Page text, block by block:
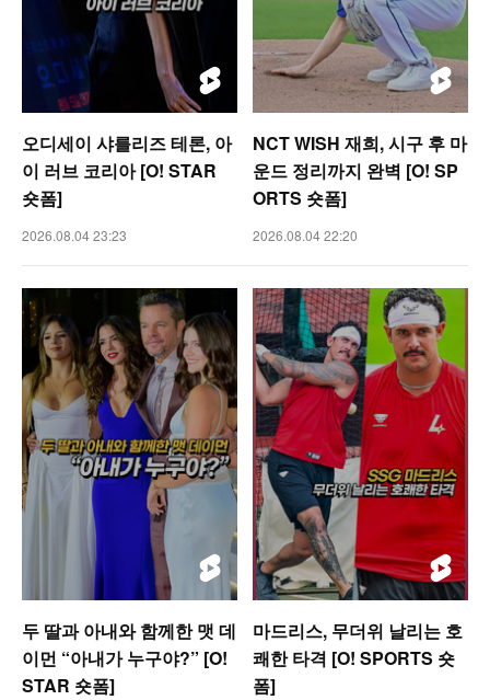
오디세이 샤를리즈 테론, 아
이 러브 코리아 [O! STAR
숏폼]
2026.08.04 23:23
NCT WISH 재희, 시구 후 마
운드 정리까지 완벽 [O! SP
ORTS 숏폼]
2026.08.04 22:20
두 딸과 아내와 함께한 맷 데
이먼 “아내가 누구야?” [O!
STAR 숏폼]
마드리스, 무더위 날리는 호
쾌한 타격 [O! SPORTS 숏
폼]